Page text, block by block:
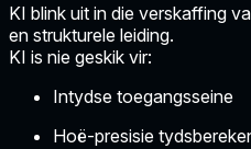
KI blink uit in die verskaffing
en strukturele leiding.
KI is nie geskik vir:
Intydse toegangsseine
Hoë-presisie